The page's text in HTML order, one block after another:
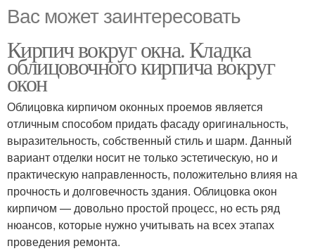
Вас может заинтересовать
Кирпич вокруг окна. Кладка
облицовочного кирпича вокруг
окон
Облицовка кирпичом оконных проемов является
отличным способом придать фасаду оригинальность,
выразительность, собственный стиль и шарм. Данный
вариант отделки носит не только эстетическую, но и
практическую направленность, положительно влияя на
прочность и долговечность здания. Облицовка окон
кирпичом — довольно простой процесс, но есть ряд
нюансов, которые нужно учитывать на всех этапах
проведения ремонта.